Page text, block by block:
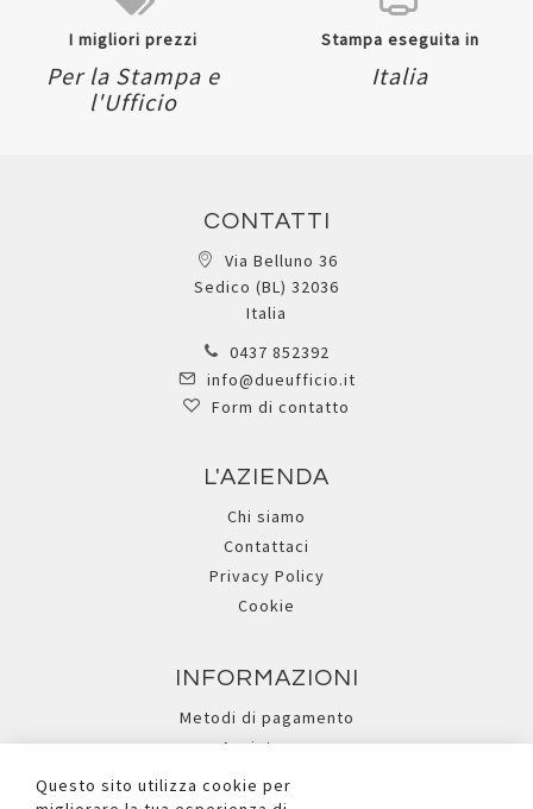
I migliori prezzi
Per la Stampa e
l'Ufficio
Stampa eseguita in
Italia
CONTATTI
Via Belluno 36
Sedico (BL) 32036
Italia
0437 852392
info@dueufficio.it
Form di contatto
L'AZIENDA
Chi siamo
Contattaci
Privacy Policy
Cookie
INFORMAZIONI
Metodi di pagamento
Assistenza
Ricerca avanzata
Questo sito utilizza cookie per